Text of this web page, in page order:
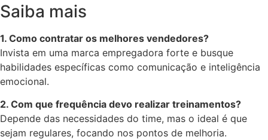
Saiba mais
1. Como contratar os melhores vendedores?
Invista em uma marca empregadora forte e busque
habilidades específicas como comunicação e inteligência
emocional.
2. Com que frequência devo realizar treinamentos?
Depende das necessidades do time, mas o ideal é que
sejam regulares, focando nos pontos de melhoria.